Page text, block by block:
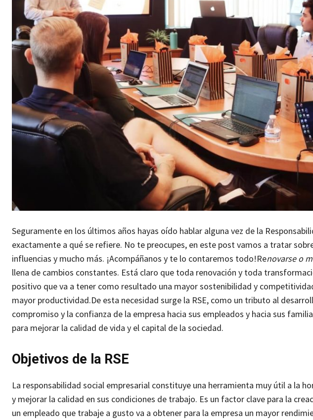
Seguramente en los últimos años hayas oído hablar alguna vez de la
exactamente a qué se refiere. No te preocupes, en este post vamos a tratar
influencias y mucho más. ¡Acompáñanos y te lo contaremos todo!Renovarse o
llena de cambios constantes. Está claro que toda renovación y toda
positivo que va a tener como resultado una mayor sostenibilidad y
mayor productividad.De esta necesidad surge la RSE, como un tributo al
compromiso y la confianza de la empresa hacia sus empleados y hacia sus
para mejorar la calidad de vida y el capital de la sociedad.
Objetivos de la RSE
La responsabilidad social empresarial constituye una herramienta muy útil a la
y mejorar la calidad en sus condiciones de trabajo. Es un factor clave para la
un empleado que trabaje a gusto va a obtener para la empresa un mayor